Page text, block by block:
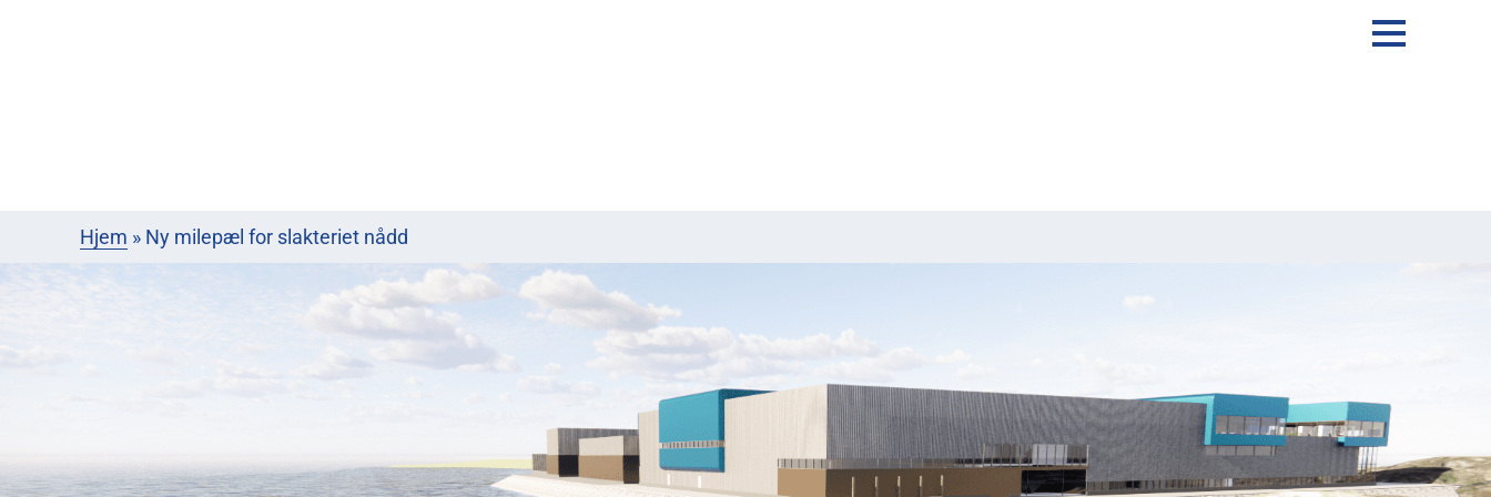
Hjem » Ny milepæl for slakteriet nådd